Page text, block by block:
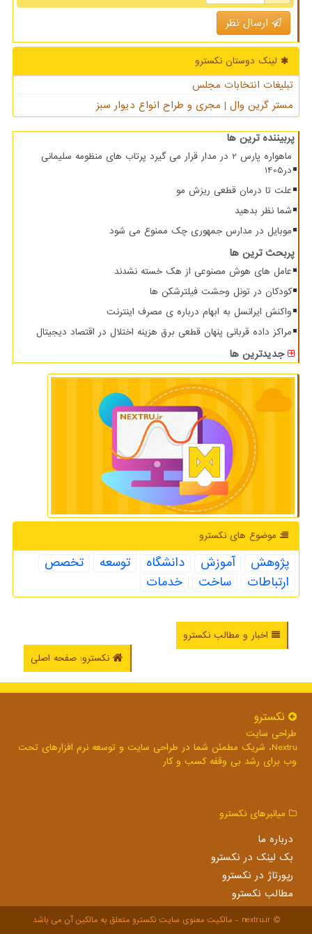
ارسال نظر
لینک دوستان نكسترو
تبلیغات انتخابات مجلس
مستر گرین وال | مجری و طراح انواع دیوار سبز
پربیننده ترین ها
ماهواره پارس 2 در مدار قرار می گیرد پرتاب های منظومه سلیمانی
در1405
علت تا درمان قطعی ریزش مو
شما نظر بدهید
موبایل در مدارس جمهوری چک ممنوع می شود
پربحث ترین ها
عامل های هوش مصنوعی از هک خسته نشدند
کودکان در تونل وحشت فیلترشکن ها
واکنش ایرانسل به ابهام درباره ی مصرف اینترنت
مراکز داده قربانی پنهان قطعی برق هزینه اختلال در اقتصاد دیجیتال
جدیدترین ها
موضوع های نكسترو
پژوهش آموزش دانشگاه توسعه
تخصص
ارتباطات
ساخت خدمات
اخبار و مطالب نکسترو
نکسترو: صفحه اصلی
نكسترو
طراحی سایت
Nextru، شریک مطمئن شما در طراحی سایت و توسعه نرم افزارهای تحت
وب برای رشد بی وقفه کسب و کار
میانبرهای نكسترو
درباره ما
بک لینک در نكسترو
رپورتاژ در نكسترو
مطالب نكسترو